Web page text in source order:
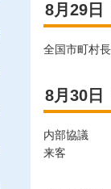
8月29日
全国市町村
8月30日
内部協議
来客